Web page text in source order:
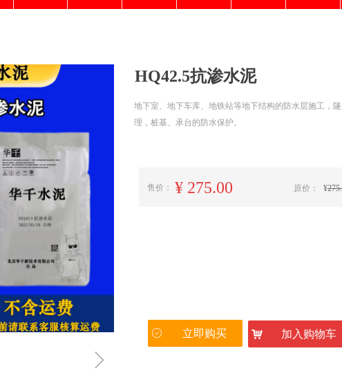
ꁇ
HQ42.5抗渗水泥
地下室、地下车库、地铁站等地下结构的防水层施工，
理，桩基、承台的防水保护。
售价： ¥ 275.00 原价： ¥
낙 加入购物车
ꄗ 立即购买